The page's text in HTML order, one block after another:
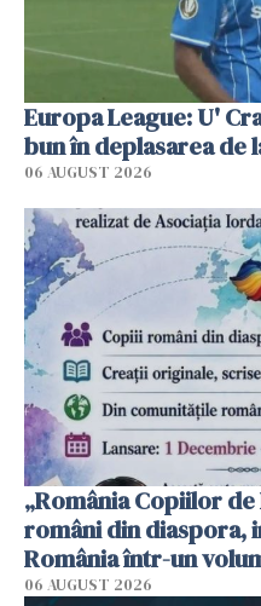
Europa League: U'
bun în deplasarea de
06 AUGUST 2026
„România Copiilor
români din diaspora,
România într-un
06 AUGUST 2026